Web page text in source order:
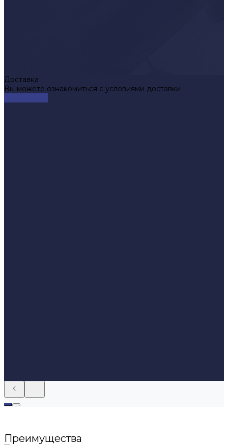
Доставка
Вы можете ознакомиться с условиями доставки
Преимущества